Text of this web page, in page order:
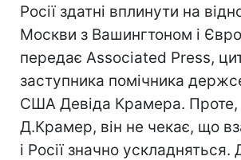
Росії здатні вплинути на
Москви з Вашингтоном і
передає Associated Press,
заступника помічника
США Девіда Крамера. Проте,
Д.Крамер, він не чекає, що
і Росії значно